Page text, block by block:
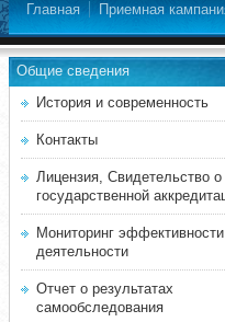
Главная Приемная
Общие сведения
История и современность
Контакты
Лицензия, Свидетельство о
государственной
Мониторинг эффективности
деятельности
Отчет о результатах
самообследования